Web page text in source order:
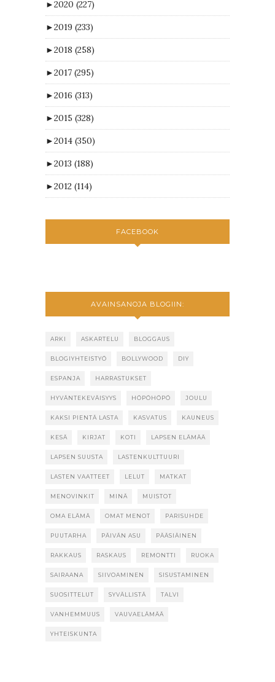
►2020 (227)
►2019 (233)
►2018 (258)
►2017 (295)
►2016 (313)
►2015 (328)
►2014 (350)
►2013 (188)
►2012 (114)
FACEBOOK
AVAINSANOJA BLOGIIN:
ARKI ASKARTELU BLOGGAUS
BLOGIYHTEISTYÖ BOLLYWOOD DIY
ESPANJA HARRASTUKSET
HYVÄNTEKEVÄISYYS HÖPÖHÖPÖ JOULU
KAKSI PIENTÄ LASTA KASVATUS KAUNEUS
KESÄ KIRJAT KOTI LAPSEN ELÄMÄÄ
LAPSEN SUUSTA LASTENKULTTUURI
LASTEN VAATTEET LELUT MATKAT
MENOVINKIT MINÄ MUISTOT
OMA ELÄMÄ OMAT MENOT PARISUHDE
PUUTARHA PÄIVÄN ASU PÄÄSIÄINEN
RAKKAUS RASKAUS REMONTTI RUOKA
SAIRAANA SIIVOAMINEN SISUSTAMINEN
SUOSITTELUT SYVÄLLISTÄ TALVI
VANHEMMUUS VAUVAELÄMÄÄ
YHTEISKUNTA